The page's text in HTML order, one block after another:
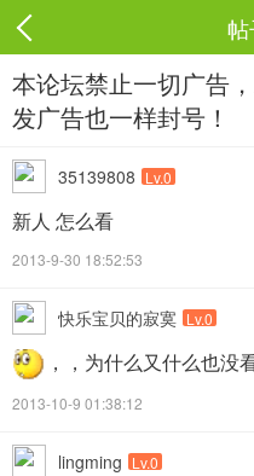
本论坛禁止一切广告
发广告也一样封号！
35139808 Lv.0
新人 怎么看
2013-9-30 18:52:53
快乐宝贝的寂寞 Lv.0
，，为什么又什么也没
2013-10-9 01:38:12
lingming Lv.0